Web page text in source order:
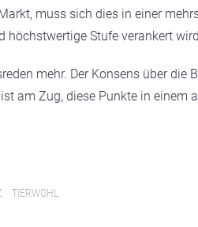
muss sich dies in einer
höchstwertige Stufe verankert
mehr. Der Konsens über
am Zug, diese Punkte in einem
TIERWOHL